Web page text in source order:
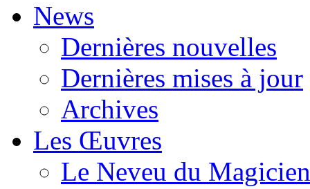
News
Dernières nouvelles
Dernières mises à jour
Archives
Les Œuvres
Le Neveu du Magicien